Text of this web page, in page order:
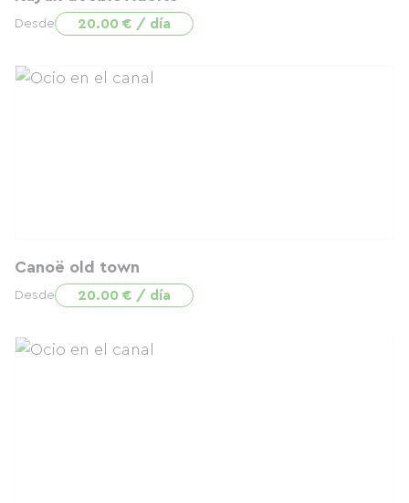
Desde 20.00 € / día
Canoë old town
Desde 20.00 € / día